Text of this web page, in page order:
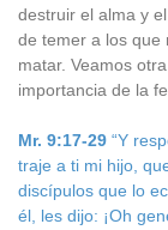
destruir el alma y
de temer a los que
matar. Veamos
importancia de la fe.
Mr. 9:17-29 “Y
traje a ti mi hijo,
discípulos que lo
él, les dijo: ¡Oh